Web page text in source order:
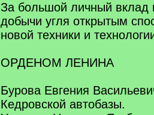
За большой личный вклад
добычи угля открытым
новой техники и
ОРДЕНОМ ЛЕНИНА
Бурова Евгения
Кедровской автобазы.